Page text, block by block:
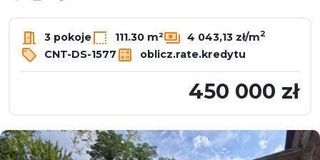
3 pokoje 111.30 m² 4 043,13 zł/m2
CNT-DS-1577 oblicz.rate.kredytu
450 000 zł